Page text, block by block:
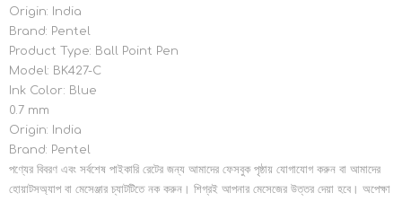
Origin: India
Brand: Pentel
Product Type: Ball Point Pen
Model: BK427-C
Ink Color: Blue
0.7 mm
Origin: India
Brand: Pentel
পণ্যের বিবরণ এবং সর্বশেষ পাইকারি রেটের জন্য আমাদের ফেসবুক পৃষ্ঠায় যোগাযোগ করুন বা আমাদের
হোয়াটসঅ্যাপ বা মেসেঞ্জার চ্যাটটিতে নক করুন। শিগ্রই আপনার মেসেজের উত্তর দেয়া হবে। অপেক্ষা